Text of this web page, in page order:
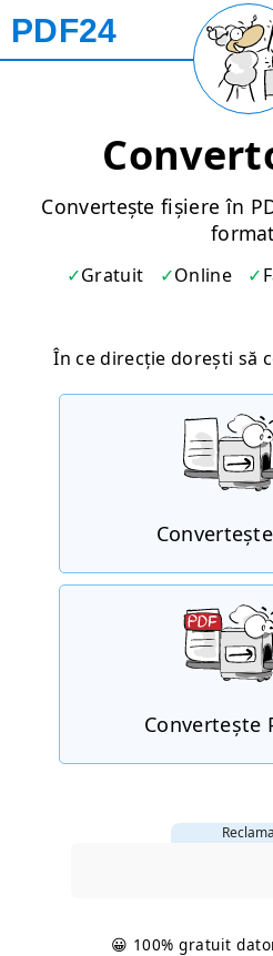
PDF24
Convertește fișiere în
Gratuit Online
În ce direcție dorești să
Convertește
Reclama
😀 100% gratuit